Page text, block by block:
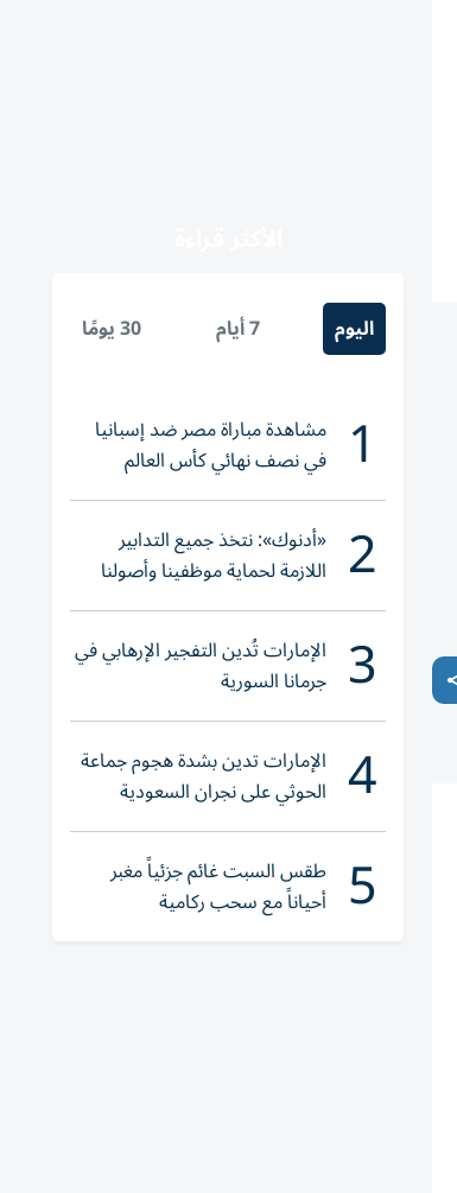
اليوم 7 أيام 30 يومًا
1 مشاهدة مباراة مصر ضد إسبانيا
في نصف نهائي كأس العالم
لناشئات اليد 2026
2 «أدنوك»: نتخذ جميع التدابير
اللازمة لحماية موظفينا وأصولنا
وعملياتنا
3 الإمارات تُدين التفجير الإرهابي في
جرمانا السورية
4 الإمارات تدين بشدة هجوم جماعة
الحوثي على نجران السعودية
5 طقس السبت غائم جزئياً مغبر
أحياناً مع سحب ركامية